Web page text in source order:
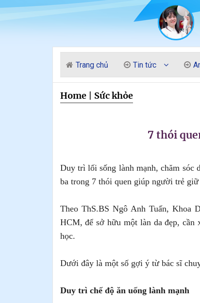
Trang chủ Tin tức
Home| Sức khỏe
7 thói
Duy trì lối sống lành mạnh, chăm sóc
ba trong 7 thói quen giúp người trẻ giữ
Theo ThS.BS Ngô Anh Tuấn,
HCM, để sở hữu một làn da đẹp, cần
học.
Dưới đây là một số gợi ý từ bác sĩ
Duy trì chế độ ăn uống lành mạnh